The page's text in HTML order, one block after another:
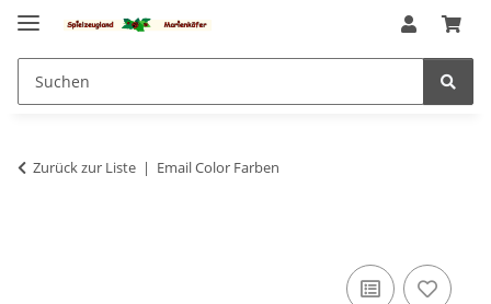
Zurück zur Liste Email Color Farben